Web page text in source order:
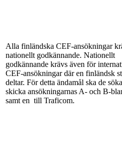
Alla finländska CEF-ansökningar
nationellt godkännande. Nationellt
godkännande krävs även för
CEF-ansökningar där en finländsk
deltar. För detta ändamål ska de
skicka ansökningarnas A- och B-
samt en till Traficom.